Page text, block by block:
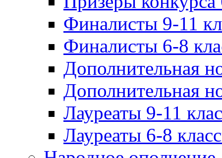
Финалисты 9-11
Финалисты 6-8
Дополнительная
Дополнительная
Лауреаты 9-11
Лауреаты 6-8